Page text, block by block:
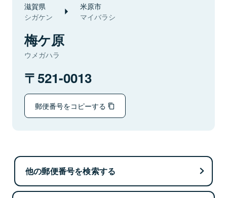
滋賀県
シガケン
米原市
マイバラシ
梅ケ原
ウメガハラ
521-0013
郵便番号をコピーする
他の郵便番号を検索する